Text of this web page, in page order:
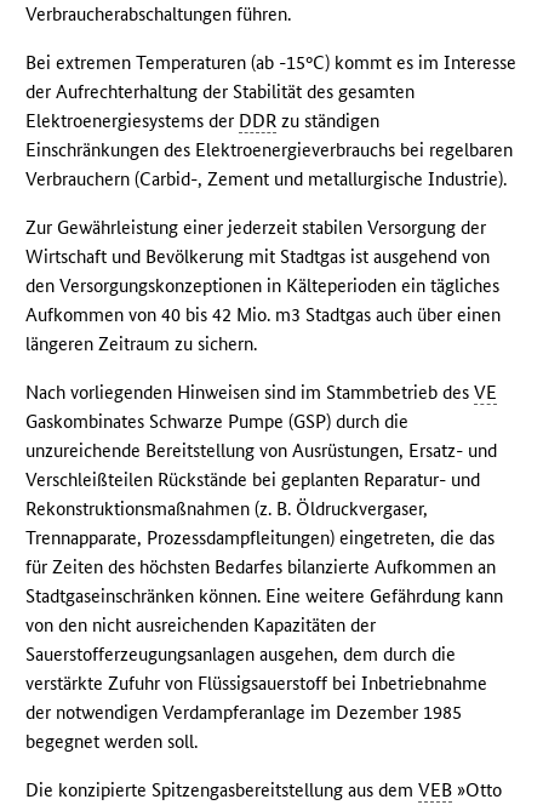
Verbraucherabschaltungen führen.
Bei extremen Temperaturen (ab -15°C) kommt es im Interesse
der Aufrechterhaltung der Stabilität des gesamten
Elektroenergiesystems der DDR zu ständigen
Einschränkungen des Elektroenergieverbrauchs bei regelbaren
Verbrauchern (Carbid-, Zement und metallurgische Industrie).
Zur Gewährleistung einer jederzeit stabilen Versorgung der
Wirtschaft und Bevölkerung mit Stadtgas ist ausgehend von
den Versorgungskonzeptionen in Kälteperioden ein tägliches
Aufkommen von 40 bis 42 Mio. m3 Stadtgas auch über einen
längeren Zeitraum zu sichern.
Nach vorliegenden Hinweisen sind im Stammbetrieb desVE
Gaskombinates Schwarze Pumpe (GSP) durch die
unzureichende Bereitstellung von Ausrüstungen, Ersatz- und
Verschleißteilen Rückstände bei geplanten Reparatur- und
Rekonstruktionsmaßnahmen (z. B. Öldruckvergaser,
Trennapparate, Prozessdampfleitungen) eingetreten, die das
für Zeiten des höchsten Bedarfes bilanzierte Aufkommen an
Stadtgaseinschränken können. Eine weitere Gefährdung kann
von den nicht ausreichenden Kapazitäten der
Sauerstofferzeugungsanlagen ausgehen, dem durch die
verstärkte Zufuhr von Flüssigsauerstoff bei Inbetriebnahme
der notwendigen Verdampferanlage im Dezember 1985
begegnet werden soll.
Die konzipierte Spitzengasbereitstellung aus demVEB »Otto